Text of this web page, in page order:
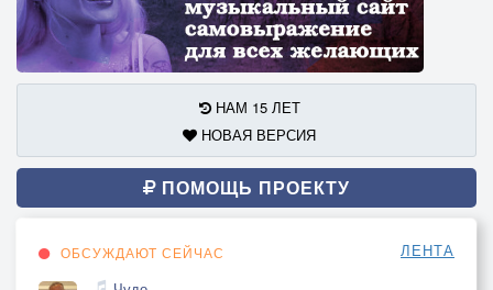
НАМ 15 ЛЕТ
НОВАЯ ВЕРСИЯ
ПОМОЩЬ ПРОЕКТУ
ОБСУЖДАЮТ СЕЙЧАС ЛЕНТА